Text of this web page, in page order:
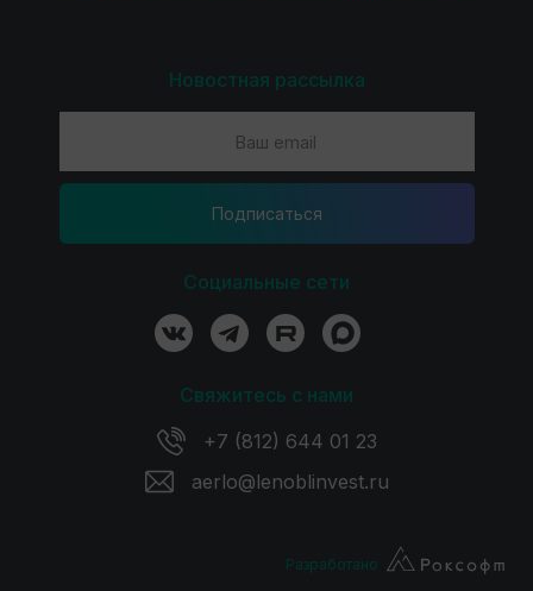
Новостная рассылка
Подпиcаться
Социальные сети
Свяжитесь с нами
+7 (812) 644 01 23
aerlo@lenoblinvest.ru
Разработано